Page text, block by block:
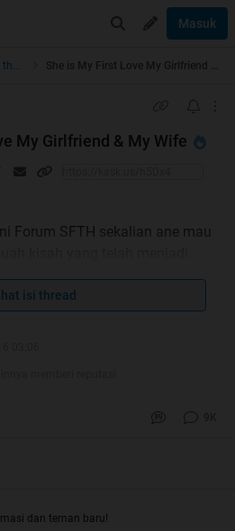
Masuk
Stories from the Heart
My Girlfriend & My Wife
Forum SFTH sekalian ane mau
ane jadi pengen nich share
termasuk anggota ISTI
? Ya, bisa dibilang begitu hehe
Bisa2 ga dapet jatah ane wkwk
isi thread
9K
dan teman baru!